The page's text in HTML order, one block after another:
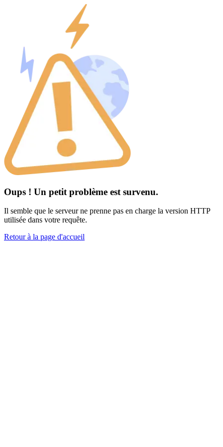
Oups ! Un petit problème est survenu.
Il semble que le serveur ne prenne pas en charge la version HTTP
utilisée dans votre requête.
Retour à la page d'accueil